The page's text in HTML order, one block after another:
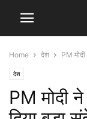
Home देश PM
देश
PM मोदी